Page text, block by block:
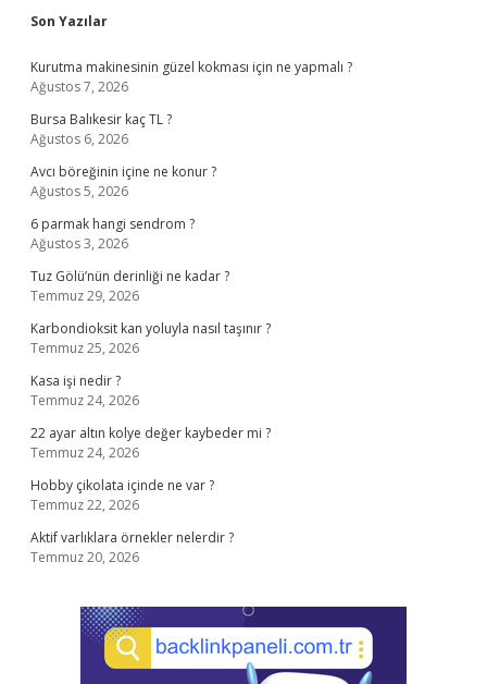
Sidebar
Son Yazılar
Kurutma makinesinin güzel kokması için ne yapmalı ?
Ağustos 7, 2026
Bursa Balıkesir kaç TL ?
Ağustos 6, 2026
Avcı böreğinin içine ne konur ?
Ağustos 5, 2026
6 parmak hangi sendrom ?
Ağustos 3, 2026
Tuz Gölü’nün derinliği ne kadar ?
Temmuz 29, 2026
Karbondioksit kan yoluyla nasıl taşınır ?
Temmuz 25, 2026
Kasa işi nedir ?
Temmuz 24, 2026
22 ayar altın kolye değer kaybeder mi ?
Temmuz 24, 2026
Hobby çikolata içinde ne var ?
Temmuz 22, 2026
Aktif varlıklara örnekler nelerdir ?
Temmuz 20, 2026